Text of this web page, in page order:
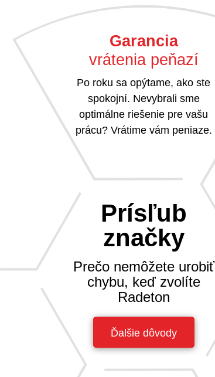
Prísľub
značky
Prečo nemôžete urobiť
chybu, keď zvolíte
Radeton
Ďalšie dôvody
Garancia
vrátenia peňazí
Po roku sa opýtame, ako ste
spokojní. Nevybrali sme
optimálne riešenie pre vašu
prácu? Vrátime vám peniaze.